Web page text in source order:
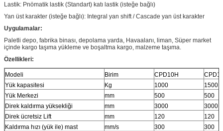
Lastik: Pnömatik lastik (Standart) katı lastik (isteğe bağlı)
Yan üst karakter (isteğe bağlı): Integral yan shift / Cascade yan üst karakter
Uygulamalar:
Paletli depo, fabrika binası, depolama yarda, Havaalanı, liman, Süper market
içinde kargo taşıma yükleme ve boşaltma kargo, malzeme taşıma.
Özellikleri:
Modeli Birim CPD10H
Yük kapasitesi
Kg 1000
1500
Yük Merkezi
mm 500
500
Direk kaldırma yüksekliği
mm 3000
3000
Direk ücretsiz Lift
mm 120
120
Kaldırma hızı (yük ile) mast
mm/s 300
300